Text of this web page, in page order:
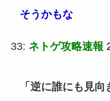
そうかもな
33: ネトゲ攻略速報
「逆に誰にも見